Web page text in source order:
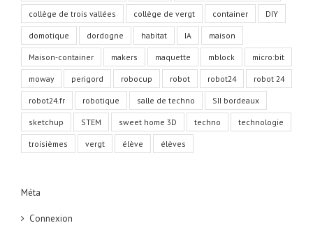
collège de trois vallées collège de vergt container DIY
domotique dordogne habitat IA maison
Maison-container makers maquette mblock micro:bit
moway perigord robocup robot robot24 robot 24
robot24.fr robotique salle de techno SII bordeaux
sketchup STEM sweet home 3D techno technologie
troisièmes vergt élève élèves
Méta
Connexion